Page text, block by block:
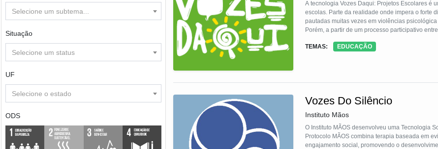
Selecione um subtema...
Situação
Selecione um status
UF
Selecione o estado
ODS
A tecnologia Vozes Daqui: Projetos Escolares é
escolas. Parte da realidade onde impera o forte
pautadas muitas vezes em violências
Porém, a partir de um processo participativo entre alunos e professores, buscando fortalecer suas capacidades e interação,
entre todos os envolvidos no processo e
TEMAS: EDUCAÇÃO
Vozes Do Silêncio
Instituto Mãos
O Instituto MÃOS desenvolveu uma Tecnologia
Protocolo MÃOS combina terapia baseada em
engajamento social, promovendo o